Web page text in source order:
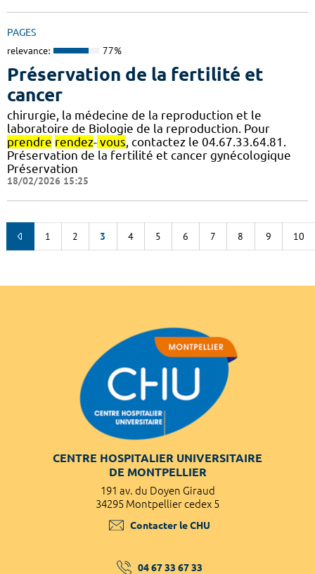
PAGES
relevance: 77%
Préservation de la fertilité et
cancer
chirurgie, la médecine de la reproduction et le
laboratoire de Biologie de la reproduction. Pour
prendre rendez- vous, contactez le 04.67.33.64.81.
Préservation de la fertilité et cancer gynécologique
Préservation
18/02/2026 15:25
1 2 3 4 5 6 7 8 9 10
CENTRE HOSPITALIER UNIVERSITAIRE
DE MONTPELLIER
191 av. du Doyen Giraud
34295 Montpellier cedex 5
Contacter le CHU
04 67 33 67 33